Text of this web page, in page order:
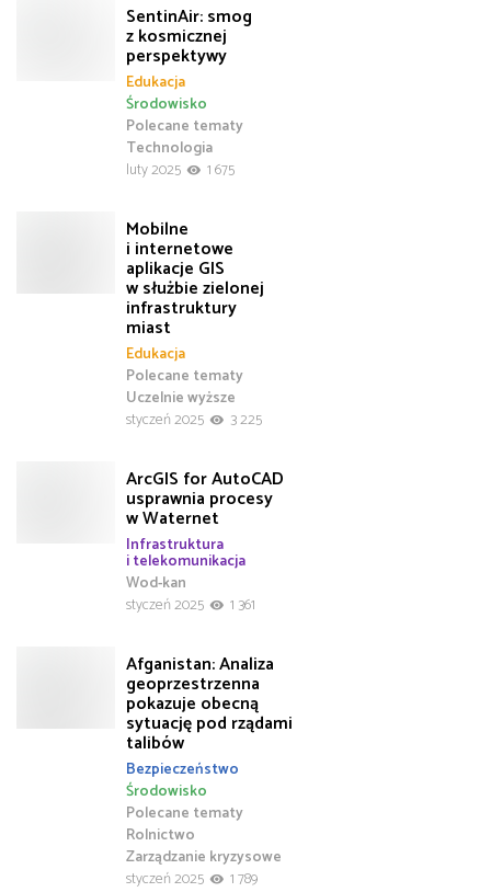
SentinAir: smog
z kosmicznej
perspektywy
Edukacja
Polecane tematy
Środowisko
Technologia
luty 2025
1 675
Mobilne
i internetowe
aplikacje GIS
w służbie zielonej
infrastruktury
miast
Edukacja
Polecane tematy
Uczelnie wyższe
styczeń 2025
3 225
ArcGIS for AutoCAD
usprawnia procesy
w Waternet
Infrastruktura
i telekomunikacja
Wod-kan
styczeń 2025
1 361
Afganistan: Analiza
geoprzestrzenna
pokazuje obecną
sytuację pod rządami
talibów
Bezpieczeństwo
Polecane tematy
Rolnictwo
Środowisko
Zarządzanie kryzysowe
styczeń 2025
1 789